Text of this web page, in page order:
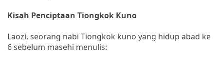
Kisah Penciptaan Tiongkok Kuno
Laozi, seorang nabi Tiongkok kuno yang hidup abad ke
6 sebelum masehi menulis: